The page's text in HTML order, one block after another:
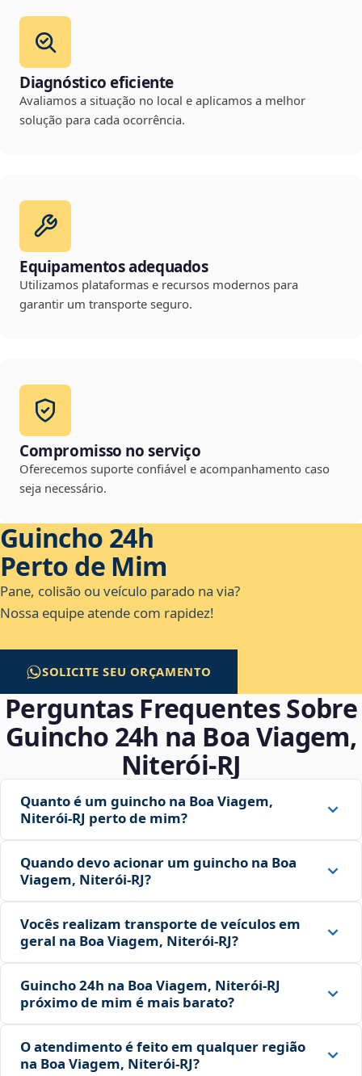
Diagnóstico eficiente
Avaliamos a situação no local e aplicamos a melhor
solução para cada ocorrência.
Equipamentos adequados
Utilizamos plataformas e recursos modernos para
garantir um transporte seguro.
Compromisso no serviço
Oferecemos suporte confiável e acompanhamento caso
seja necessário.
Guincho 24h
Perto de Mim
Pane, colisão ou veículo parado na via?
Nossa equipe atende com rapidez!
SOLICITE SEU ORÇAMENTO
Perguntas Frequentes Sobre
Guincho 24h na Boa Viagem,
Niterói‑RJ
Quanto é um guincho na Boa Viagem,
Niterói‑RJ perto de mim?
Quando devo acionar um guincho na Boa
Viagem, Niterói‑RJ?
Vocês realizam transporte de veículos em
geral na Boa Viagem, Niterói‑RJ?
Guincho 24h na Boa Viagem, Niterói‑RJ
próximo de mim é mais barato?
O atendimento é feito em qualquer região
na Boa Viagem, Niterói‑RJ?